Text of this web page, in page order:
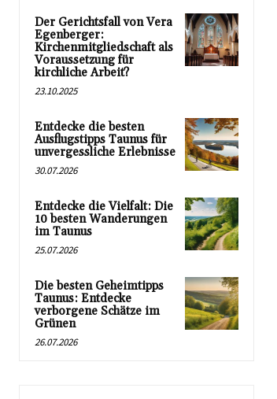
Der Gerichtsfall von Vera
Egenberger:
Kirchenmitgliedschaft als
Voraussetzung für
kirchliche Arbeit?
23.10.2025
Entdecke die besten
Ausflugstipps Taunus für
unvergessliche Erlebnisse
30.07.2026
Entdecke die Vielfalt: Die
10 besten Wanderungen
im Taunus
25.07.2026
Die besten Geheimtipps
Taunus: Entdecke
verborgene Schätze im
Grünen
26.07.2026